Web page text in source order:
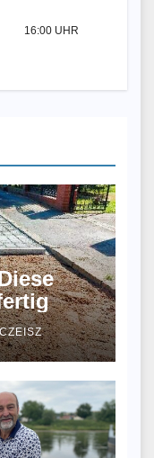
16:00 UHR